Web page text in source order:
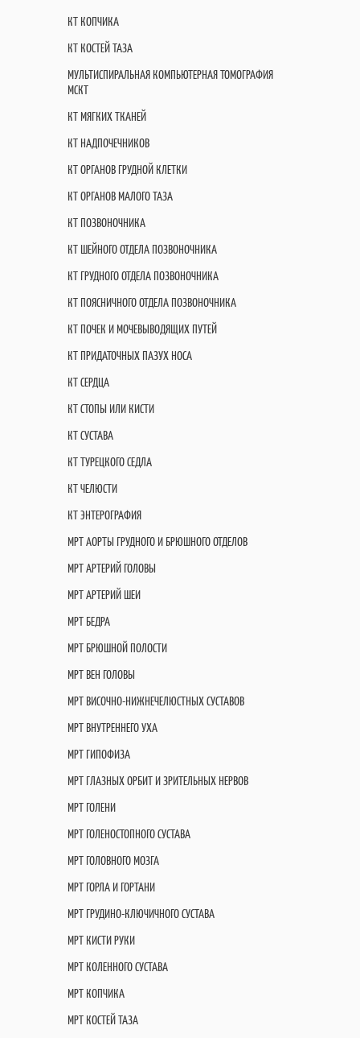
КТ КОПЧИКА
КТ КОСТЕЙ ТАЗА
МУЛЬТИСПИРАЛЬНАЯ КОМПЬЮТЕРНАЯ ТОМОГРАФИЯ
МСКТ
КТ МЯГКИХ ТКАНЕЙ
КТ НАДПОЧЕЧНИКОВ
КТ ОРГАНОВ ГРУДНОЙ КЛЕТКИ
КТ ОРГАНОВ МАЛОГО ТАЗА
КТ ПОЗВОНОЧНИКА
КТ ШЕЙНОГО ОТДЕЛА ПОЗВОНОЧНИКА
КТ ГРУДНОГО ОТДЕЛА ПОЗВОНОЧНИКА
КТ ПОЯСНИЧНОГО ОТДЕЛА ПОЗВОНОЧНИКА
КТ ПОЧЕК И МОЧЕВЫВОДЯЩИХ ПУТЕЙ
КТ ПРИДАТОЧНЫХ ПАЗУХ НОСА
КТ СЕРДЦА
КТ СТОПЫ ИЛИ КИСТИ
КТ СУСТАВА
КТ ТУРЕЦКОГО СЕДЛА
КТ ЧЕЛЮСТИ
КТ ЭНТЕРОГРАФИЯ
МРТ АОРТЫ ГРУДНОГО И БРЮШНОГО ОТДЕЛОВ
МРТ АРТЕРИЙ ГОЛОВЫ
МРТ АРТЕРИЙ ШЕИ
МРТ БЕДРА
МРТ БРЮШНОЙ ПОЛОСТИ
МРТ ВЕН ГОЛОВЫ
МРТ ВИСОЧНО-НИЖНЕЧЕЛЮСТНЫХ СУСТАВОВ
МРТ ВНУТРЕННЕГО УХА
МРТ ГИПОФИЗА
МРТ ГЛАЗНЫХ ОРБИТ И ЗРИТЕЛЬНЫХ НЕРВОВ
МРТ ГОЛЕНИ
МРТ ГОЛЕНОСТОПНОГО СУСТАВА
МРТ ГОЛОВНОГО МОЗГА
МРТ ГОРЛА И ГОРТАНИ
МРТ ГРУДИНО-КЛЮЧИЧНОГО СУСТАВА
МРТ КИСТИ РУКИ
МРТ КОЛЕННОГО СУСТАВА
МРТ КОПЧИКА
МРТ КОСТЕЙ ТАЗА